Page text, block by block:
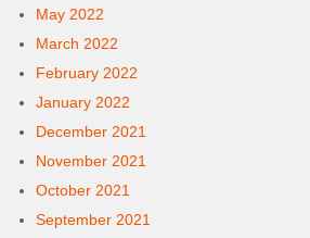
May 2022
March 2022
February 2022
January 2022
December 2021
November 2021
October 2021
September 2021